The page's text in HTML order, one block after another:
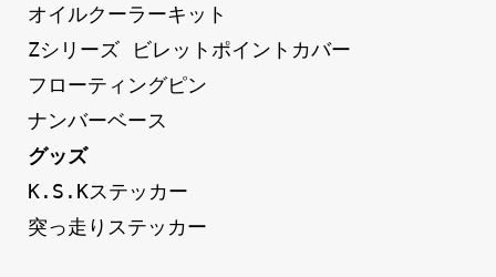
オイルクーラーキット
Zシリーズ ビレットポイントカバー
フローティングピン
ナンバーベース
グッズ
K.S.Kステッカー
突っ走りステッカー